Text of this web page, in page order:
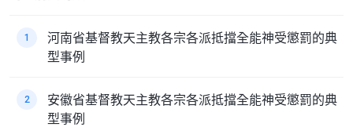
1
河南省基督教天主教各宗各派抵擋全能神受懲罰的典
型事例
2
安徽省基督教天主教各宗各派抵擋全能神受懲罰的典
型事例